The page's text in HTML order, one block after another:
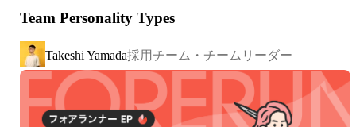
Team Personality Types
Takeshi Yamada採用チーム・チームリーダー